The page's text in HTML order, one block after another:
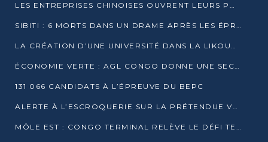
LES ENTREPRISES CHINOISES OUVRENT LEURS PORTES AUX JEUNES DIPLÔMÉS
SIBITI : 6 MORTS DANS UN DRAME APRÈS LES ÉPREUVES DU BEPC
LA CRÉATION D’UNE UNIVERSITÉ DANS LA LIKOUALA AU CŒUR D’UNE RÉFLEXION NATIONALE
ÉCONOMIE VERTE : AGL CONGO DONNE UNE SECONDE VIE À SES DÉCHETS INDUSTRIELS
131 066 CANDIDATS À L’ÉPREUVE DU BEPC
ALERTE À L’ESCROQUERIE SUR LA PRÉTENDUE VENTE DE PARCELLES AFAT
MÔLE EST : CONGO TERMINAL RELÈVE LE DÉFI TECHNIQUE DES SABLES BITUMINEUX